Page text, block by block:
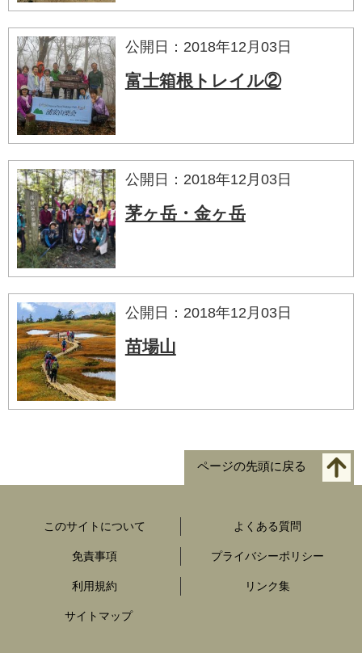
公開日：2018年12月03日
富士箱根トレイル②
公開日：2018年12月03日
茅ヶ岳・金ヶ岳
公開日：2018年12月03日
苗場山
ページの先頭に戻る
このサイトについて よくある質問
免責事項 プライバシーポリシー
利用規約 リンク集
サイトマップ